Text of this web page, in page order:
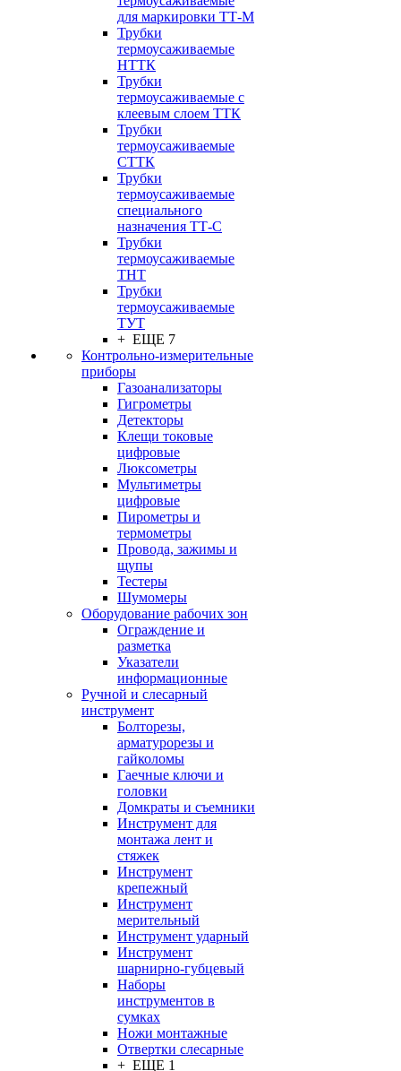
для маркировки ТТ-М
Трубки
термоусаживаемые
НTТК
Трубки
термоусаживаемые с
клеевым слоем TТК
Трубки
термоусаживаемые
СTТК
Трубки
термоусаживаемые
специального
назначения ТТ-С
Трубки
термоусаживаемые
ТНТ
Трубки
термоусаживаемые
ТУТ
+ ЕЩЕ 7
Контрольно-измерительные
приборы
Газоанализаторы
Гигрометры
Детекторы
Клещи токовые
цифровые
Люксометры
Мультиметры
цифровые
Пирометры и
термометры
Провода, зажимы и
щупы
Тестеры
Шумомеры
Оборудование рабочих зон
Ограждение и
разметка
Указатели
информационные
Ручной и слесарный
инструмент
Болторезы,
арматурорезы и
гайколомы
Гаечные ключи и
головки
Домкраты и съемники
Инструмент для
монтажа лент и
стяжек
Инструмент
крепежный
Инструмент
мерительный
Инструмент ударный
Инструмент
шарнирно-губцевый
Наборы
инструментов в
сумках
Ножи монтажные
Отвертки слесарные
+ ЕЩЕ 1